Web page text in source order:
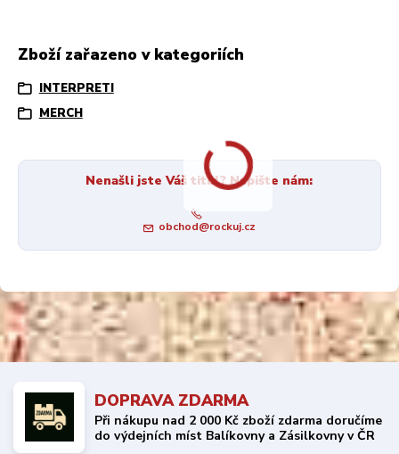
Zboží zařazeno v kategoriích
INTERPRETI
MERCH
Nenašli jste Váš titul? Napište nám:
obchod@rockuj.cz
DOPRAVA ZDARMA
Při nákupu nad 2 000 Kč zboží zdarma doručíme
do výdejních míst Balíkovny a Zásilkovny v ČR